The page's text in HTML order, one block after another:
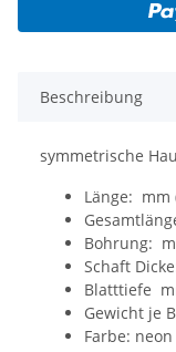
Beschreibung
symmetrische
Länge: mm
Bohrung:
Schaft
Blatttiefe
Gewicht je
Farbe: